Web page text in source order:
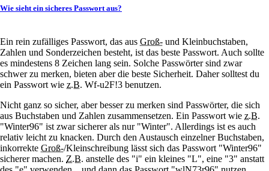
Wie sieht ein sicheres Passwort aus?
Ein rein zufälliges Passwort, das aus Groß- und Kleinbuchstaben,
Zahlen und Sonderzeichen besteht, ist das beste Passwort. Auch sollte
es mindestens 8 Zeichen lang sein. Solche Passwörter sind zwar
schwer zu merken, bieten aber die beste Sicherheit. Daher solltest du
ein Passwort wie z.B. Wf-u2F!3 benutzen.
Nicht ganz so sicher, aber besser zu merken sind Passwörter, die sich
aus Buchstaben und Zahlen zusammensetzen. Ein Passwort wie z.B.
"Winter96" ist zwar sicherer als nur "Winter". Allerdings ist es auch
relativ leicht zu knacken. Durch den Austausch einzelner Buchstaben,
inkorrekte Groß-/Kleinschreibung lässt sich das Passwort "Winter96"
sicherer machen. Z.B. anstelle des "i" ein kleines "L", eine "3" anstatt